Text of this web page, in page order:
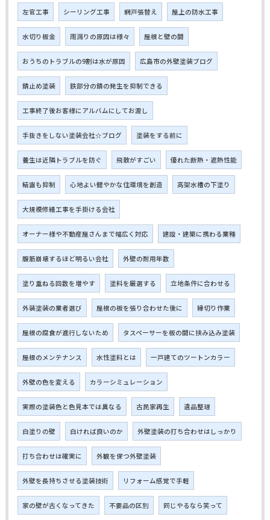
左官工事 シーリング工事 網戸張替え 屋上の防水工事
水切り板金 雨漏りの原因は様々 屋根と壁の間
おうちのトラブルの9割は水が原因 広島市の外壁塗装ブログ
錆止め塗装 鉄部分の錆の発生を抑制できる
工事終了後お客様にアルバムにしてお渡し
手抜きをしない塗装会社☆ブログ 塗装をする前に
養生は近隣トラブルを防ぐ 飛散がすごい 優れた断熱・遮熱性能
結露も抑制 心地よい健やかな住環境を創造 高架水槽の下塗り
大規模修繕工事を手掛ける会社
オーナー様や不動産屋さんまで幅広く対応 建設・建築に携わる業種
腹筋崩壊するほど明るい会社 外壁の耐用年数
塗り重ねる回数を増やす 塗料を厳選する 立地条件に合わせる
外装塗装の業者選び 屋根の板を張り合わせた後に 縁切り作業
屋根の腐食が進行しないため タスペーサーを板の間に挟み込み塗装
屋根のメンテナンス 水性塗料とは 一戸建てのツートンカラー
外壁の色を変える カラーシミュレーション
実際の塗装色と色見本では異なる 古民家再生 遺品整理
白塗りの壁 白ければ良いのか 外壁塗装の打ち合わせはしっかり
打ち合わせは確実に 外観を保つ外壁塗装
外壁を長持ちさせる塗装技術 リフォーム感覚で手軽
家の壁が古くなってきた 不要品の区別 同じやるなら笑って